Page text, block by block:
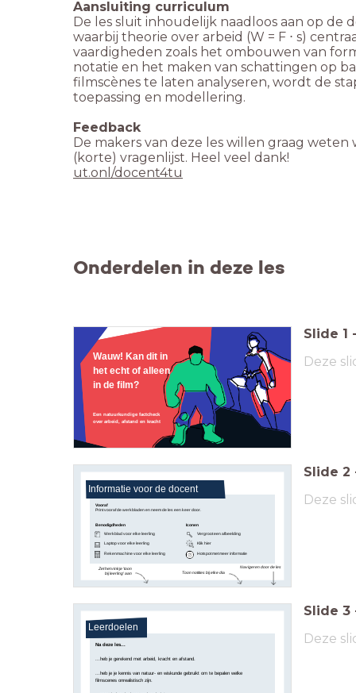
De les sluit inhoudelijk naadloos aan op de
waarbij theorie over arbeid (W = F ⋅ s)
vaardigheden zoals het ombouwen van
notatie en het maken van schattingen op
filmscènes te laten analyseren, wordt de
toepassing en modellering.
De makers van deze les willen graag weten
ut.onl/docent4tu
Onderdelen in deze les
Wauw! Kan dit in
het echt of alleen
in de film?
Een natuurkundige factcheck
over arbeid, afstand en kracht
Slide 1 -
Deze
Informatie voor de docent
Benodigdheden Iconen
Zet het vinkje 'toon
bij leerling' aan
Toon notities bij elke dia
Navigeren door de les
Vergroot een afbeelding
Klik hier
Hotspot met meer informatie
Laptop voor elke leerling
Rekenmachine voor elke leerling
Vooraf
Print vooraf de werkbladen en neem de les een keer door.
Werkblad voor elke leerling
Slide 2
Deze
Leerdoelen
Na deze les...
...heb je gerekend met arbeid, kracht en afstand.
...heb je je kennis van natuur- en wiskunde gebruikt om te bepalen welke
filmscenes onrealistisch zijn.
Slide 3
Deze